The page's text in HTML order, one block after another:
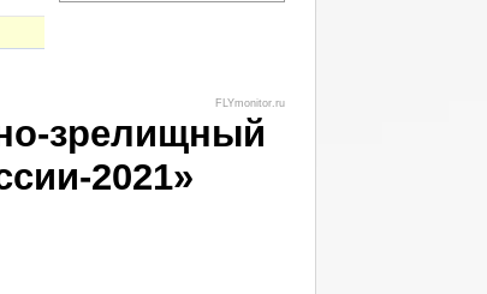
FLYmonitor.ru
зрелищный
2021»